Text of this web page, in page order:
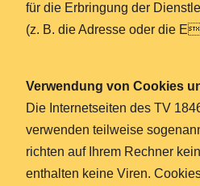
für die Erbringung der
(z. B. die Adresse oder die
Verwendung von Cookies
Die Internetseiten des TV
verwenden teilweise
richten auf Ihrem Rechner
enthalten keine Viren.